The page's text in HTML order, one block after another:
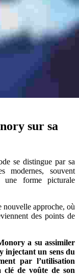
sur sa
se distingue par sa
modernes, souvent
une forme picturale
nouvelle approche, où
des points de
a su assimiler
injectant un sens du
par l’utilisation
de voûte de son